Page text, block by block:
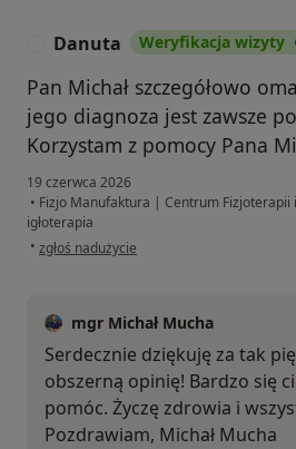
Danuta Weryfikacja wizyty
Pan Michał szczegółowo
jego diagnoza jest zawsze
Korzystam z pomocy Pana
19 czerwca 2026
• Fizjo Manufaktura | Centrum Fizjoterapii
igłoterapia
• w opinii użytkownika Danuta
zgłoś nadużycie
mgr Michał Mucha
Serdecznie dziękuję za tak
obszerną opinię! Bardzo się
pomóc. Życzę zdrowia i
Pozdrawiam, Michał Mucha